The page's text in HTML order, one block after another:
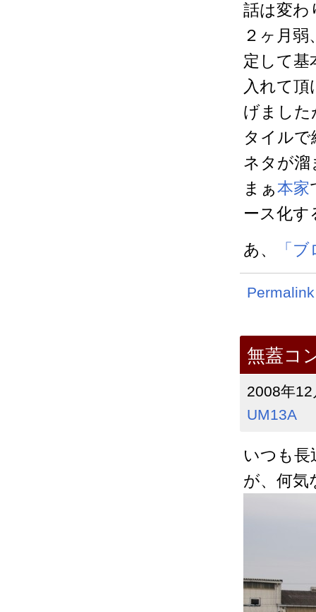
話は変わ
２ヶ月
定して基
入れて
げました
タイル
ネタが溜
まぁ本家
ース化す
あ、
「
Permalink
無蓋コ
2008年
UM13A
いつも長
が、何気